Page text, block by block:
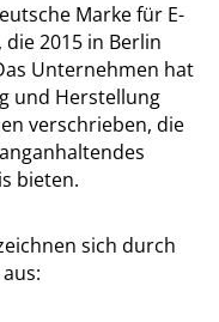
Marke für E-
2015 in Berlin
Unternehmen hat
und Herstellung
verschrieben, die
bieten.
sich durch